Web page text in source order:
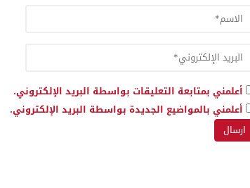
أعلمني بمتابعة التعليقات بواسطة البريد الإلكتروني.
أعلمني بالمواضيع الجديدة بواسطة البريد الإلكتروني.